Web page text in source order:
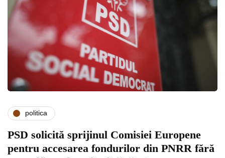
politica
PSD solicită sprijinul Comisiei Europene
pentru accesarea fondurilor din PNRR fără